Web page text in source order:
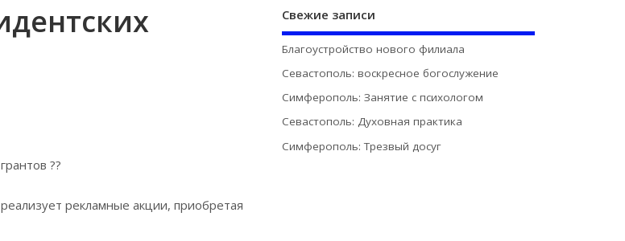
??
рекламные акции, приобретая
Свежие записи
Благоустройство нового филиала
Севастополь: воскресное богослужение
Симферополь: Занятие с психологом
Севастополь: Духовная практика
Симферополь: Трезвый досуг